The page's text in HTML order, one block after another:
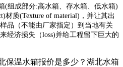
(组成部分:高水箱、存水箱、低水箱)
材质(Texture of material)，并让其出
品（不能由厂家指定）到当地有关
经济损失（loss)并给工程留下巨大的
保温水箱报价是多少？湖北水箱